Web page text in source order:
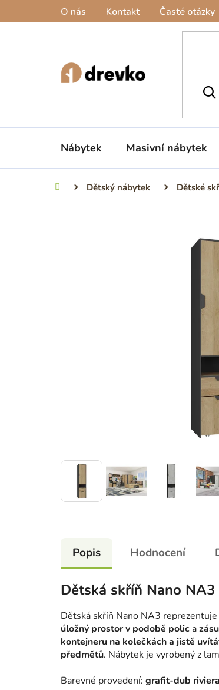
O nás Kontakt Časté otázky
Nábytek Masivní nábytek
Domů Dětský nábytek Dětské
Popis Hodnocení
Dětská skříň Nano
Dětská skříň Nano NA3
úložný prostor v podobě polic a
kontejneru na kolečkách a jistě
předmětů. Nábytek je vyrobený z
Barevné provedení: grafit-dub